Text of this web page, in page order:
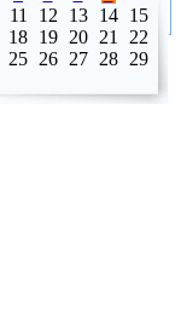
11 12 13 14
15
18 19 20 21
22
25 26 27 28
29